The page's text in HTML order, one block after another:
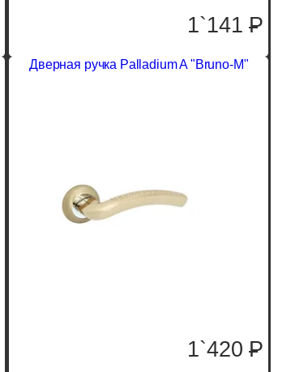
1`141P
Дверная ручка Palladium A "Bruno-M"
1`420P